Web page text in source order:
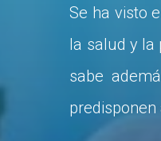
Se ha visto
la salud y la
sabe